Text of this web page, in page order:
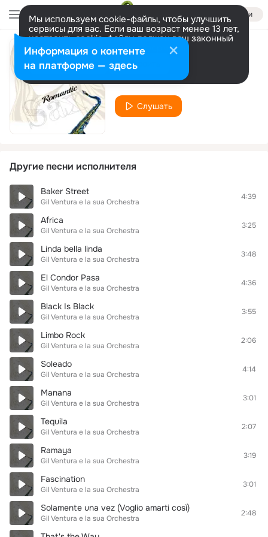
Войти
Мы используем cookie-файлы, чтобы улучшить
сервисы для вас. Если ваш возраст менее 13 лет,
настроить cookie-файлы должен ваш законный
представитель. Больше информации
Разрешить все Настроить
Samba-Pa-Ti
Gil Ventura e la sua Orchestra
Слушать
Другие песни исполнителя
Baker Street
Gil Ventura e la sua Orchestra
4:39
Africa
Gil Ventura e la sua Orchestra
3:25
Linda bella linda
Gil Ventura e la sua Orchestra
3:48
El Condor Pasa
Gil Ventura e la sua Orchestra
4:36
Black Is Black
Gil Ventura e la sua Orchestra
3:55
Limbo Rock
Gil Ventura e la sua Orchestra
2:06
Soleado
Gil Ventura e la sua Orchestra
4:14
Manana
Gil Ventura e la sua Orchestra
3:01
Tequila
Gil Ventura e la sua Orchestra
2:07
Ramaya
Gil Ventura e la sua Orchestra
3:19
Fascination
Gil Ventura e la sua Orchestra
3:01
Solamente una vez (Voglio amarti così)
Gil Ventura e la sua Orchestra
2:48
Информация о контенте
на платформе — здесь